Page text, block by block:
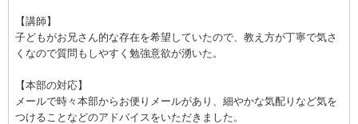
【講師】
子どもがお兄さん的な存在を希望していたので、教え方が丁寧で気さ
くなので質問もしやすく勉強意欲が湧いた。
【本部の対応】
メールで時々本部からお便りメールがあり、細やかな気配りなど気を
つけることなどのアドバイスをいただきました。